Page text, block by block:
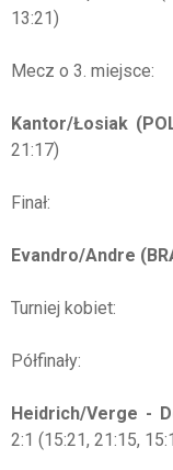
13:21)
Mecz o 3. miejsce:
Kantor/Łosiak
21:17)
Finał:
Evandro/Andre
Turniej kobiet:
Półfinały:
Heidrich/Verge -
2:1 (15:21, 21:15,